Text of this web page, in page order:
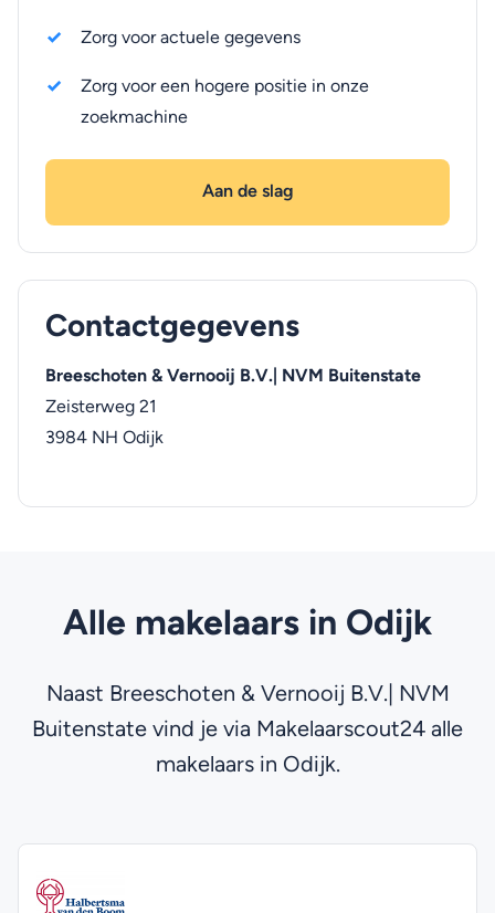
Zorg voor actuele gegevens
Zorg voor een hogere positie in onze
zoekmachine
Aan de slag
Contactgegevens
Breeschoten & Vernooij B.V.| NVM Buitenstate
Zeisterweg 21
3984 NH Odijk
Alle makelaars in Odijk
Naast Breeschoten & Vernooij B.V.| NVM
Buitenstate vind je via Makelaarscout24 alle
makelaars in Odijk.